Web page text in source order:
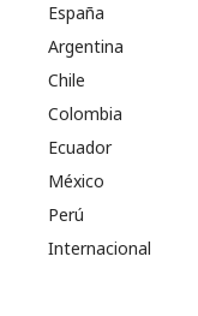
España
Argentina
Chile
Colombia
Ecuador
México
Perú
Internacional